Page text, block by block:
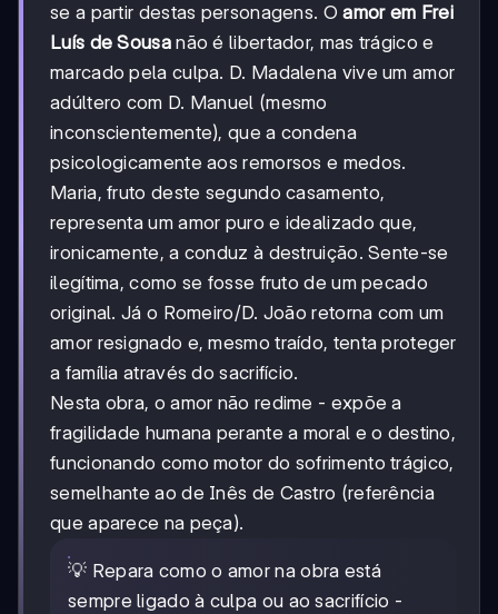
se a partir destas personagens. Oamor em Frei
Luís de Sousanão é libertador, mas trágico e
marcado pela culpa. D. Madalena vive um amor
adúltero com D. Manuel (mesmo
inconscientemente), que a condena
psicologicamente aos remorsos e medos.
Maria, fruto deste segundo casamento,
representa um amor puro e idealizado que,
ironicamente, a conduz à destruição. Sente-se
ilegítima, como se fosse fruto de um pecado
original. Já o Romeiro/D. João retorna com um
amor resignado e, mesmo traído, tenta proteger
a família através do sacrifício.
Nesta obra, o amor não redime - expõe a
fragilidade humana perante a moral e o destino,
funcionando como motor do sofrimento trágico,
semelhante ao de Inês de Castro (referência
que aparece na peça).
💡 Repara como o amor na obra está
sempre ligado à culpa ou ao sacrifício -